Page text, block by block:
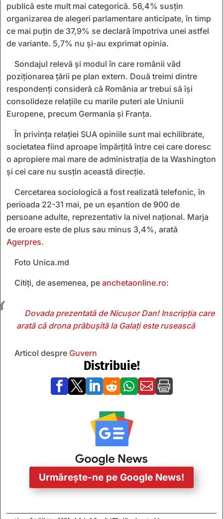
publică este mult mai categorică. 56,4% susțin
organizarea de alegeri parlamentare anticipate, în timp
ce mai puțin de 37,9% se declară împotriva unei astfel
de variante. 5,7% nu și-au exprimat opinia.
Sondajul relevă și modul în care românii văd
poziționarea țării pe plan extern. Două treimi dintre
respondenți consideră că România ar trebui să își
consolideze relațiile cu marile puteri ale Uniunii
Europene, precum Germania și Franța.
În privința relației SUA opiniile sunt mai echilibrate,
societatea fiind aproape împărțită între cei care doresc
o apropiere mai mare de administrația de la Washington
și cei care nu susțin această direcție.
Cercetarea sociologică a fost realizată telefonic, în
perioada 22-31 mai, pe un eșantion de 900 de
persoane adulte, reprezentativ la nivel național. Marja
de eroare este de plus sau minus 3,4%, arată
Agerpres.
Foto Unica.md
Citiți, de asemenea, pe anchetaonline.ro:
Dovada prezentată de Nicușor Dan! Inscripția care
arată că drona prăbușită la Galați este rusească
Articol despre Guvern
Distribuie!
      
Urmărește-ne pe Google News!